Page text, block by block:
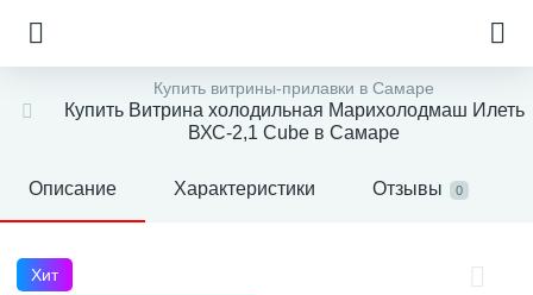
Купить витрины-прилавки в Самаре
Купить Витрина холодильная Марихолодмаш Илеть
ВХС-2,1 Cube в Самаре
Описание Характеристики Отзывы 0
Хит